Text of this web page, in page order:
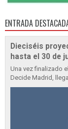
ENTRADA
Dieciséis
hasta el 30 de
Una vez finalizado
Decide Madrid,